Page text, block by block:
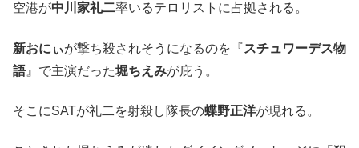
空港が中川家礼二率いるテロリストに占拠される。
新おにぃが撃ち殺されそうになるのを『スチュワーデス物
語』で主演だった堀ちえみが庇う。
そこにSATが礼二を射殺し隊長の蝶野正洋が現れる。